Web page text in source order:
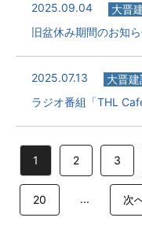
2025.09.04
大晋
旧盆休み期間のお知
2025.07.13
大晋建
ラジオ番組「THL
1 2 3
20 ... 次